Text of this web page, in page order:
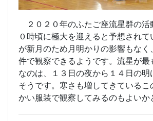
２０２０年のふたご座流星群の活
０時頃に極大を迎えると予想されて
が新月のため月明かりの影響もなく
件で観察できるようです。流星が最
なのは、１３日の夜から１４日の
そうです。寒さも増してきているこ
かい服装で観察してみるのもよいか